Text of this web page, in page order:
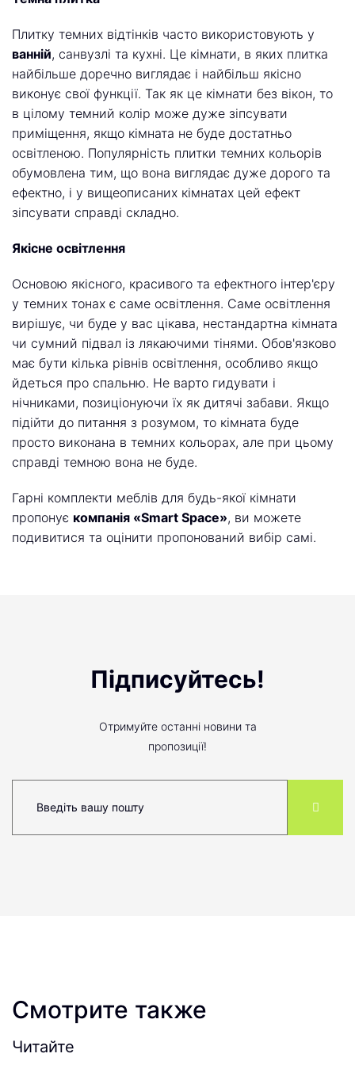
Плитку темних відтінків часто використовують у
ванній, санвузлі та кухні. Це кімнати, в яких плитка
найбільше доречно виглядає і найбільш якісно
виконує свої функції. Так як це кімнати без вікон, то
в цілому темний колір може дуже зіпсувати
приміщення, якщо кімната не буде достатньо
освітленою. Популярність плитки темних кольорів
обумовлена тим, що вона виглядає дуже дорого та
ефектно, і у вищеописаних кімнатах цей ефект
зіпсувати справді складно.
Якісне освітлення
Основою якісного, красивого та ефектного інтер'єру
у темних тонах є саме освітлення. Саме освітлення
вирішує, чи буде у вас цікава, нестандартна кімната
чи сумний підвал із лякаючими тінями. Обов'язково
має бути кілька рівнів освітлення, особливо якщо
йдеться про спальню. Не варто гидувати і
нічниками, позиціонуючи їх як дитячі забави. Якщо
підійти до питання з розумом, то кімната буде
просто виконана в темних кольорах, але при цьому
справді темною вона не буде.
Гарні комплекти меблів для будь-якої кімнати
пропонує компанія «Smart Space», ви можете
подивитися та оцінити пропонований вибір самі.
Підписуйтесь!
Отримуйте останні новини та
пропозиції!
Смотрите также
Читайте